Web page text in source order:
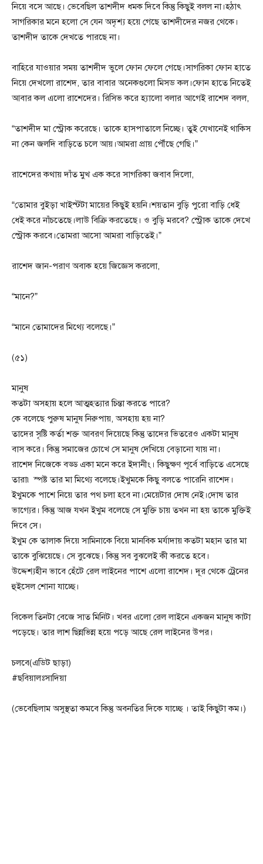
নিয়ে বসে আছে। ভেবেছিল তাশদীদ ধমক দিবে কিন্তু কিছুই বলল না।হঠাৎ
সাগরিকার মনে হলো সে যেন অদৃশ্য হয়ে গেছে তাশদীদের নজর থেকে।
তাশদীদ তাকে দেখতে পারছে না।
বাহিরে যাওয়ার সময় তাশদীদ ভুলে ফোন ফেলে গেছে।সাগরিকা ফোন হাতে
নিয়ে দেখলো রাশেদ, তার বাবার অনেকগুলো মিসড কল।ফোন হাতে নিতেই
আবার কল এলো রাশেদের। রিসিভ করে হ্যালো বলার আগেই রাশেদ বলল,
“তাশদীদ মা স্ট্রোক করেছে। তাকে হাসপাতালে নিচ্ছে। তুই যেখানেই থাকিস
না কেন জলদি বাড়িতে চলে আয়।আমরা প্রায় পৌঁছে গেছি।”
রাশেদের কথায় দাঁত মুখ এক করে সাগরিকা জবাব দিলো,
“তোমার বুইড়া খাইস্টটা মায়ের কিছুই হয়নি।শয়তান বুড়ি পুরো বাড়ি ধেই
ধেই করে নাঁচতেছে।লাউ বিক্রি করতেছে। ও বুড়ি মরবে? স্ট্রোক তাকে দেখে
স্ট্রোক করবে।তোমরা আসো আমরা বাড়িতেই।”
রাশেদ জান-পরাণ অবাক হয়ে জিজ্ঞেস করলো,
“মানে?”
“মানে তোমাদের মিথ্যে বলেছে।”
(৫১)
মানুষ
কতটা অসহায় হলে আত্মহত্যার চিন্তা করতে পারে?
কে বলেছে পুরুষ মানুষ নিরুপায়, অসহায় হয় না?
তাদের সৃষ্টি কর্তা শক্ত আবরণ দিয়েছে কিন্তু তাদের ভিতরেও একটা মানুষ
বাস করে। কিন্তু সমাজের চোখে সে মানুষ দেখিয়ে বেড়ানো যায় না।
রাশেদ নিজেকে বড্ড একা মনে করে ইদানীং। কিছুক্ষণ পূর্বে বাড়িতে এসেছে
তারা৷ স্পষ্ট তার মা মিথ্যে বলেছে।ইখুমকে কিছু বলতে পারেনি রাশেদ।
ইখুমকে পাশে নিয়ে তার পথ চলা হবে না।মেয়েটার দোষ নেই।দোষ তার
ভাগ্যের। কিন্তু আজ যখন ইখুম বলেছে সে মুক্তি চায় তখন না হয় তাকে মুক্তিই
দিবে সে।
ইখুম কে তালাক দিয়ে সামিনাকে বিয়ে মানবিক মর্যাদায় কতটা মহান তার মা
তাকে বুঝিয়েছে। সে বুঝেছে। কিন্তু সব বুঝলেই কী করতে হবে।
উদ্দেশ্যহীন ভাবে হেঁটে রেল লাইনের পাশে এলো রাশেদ। দূর থেকে ট্রেনের
হুইসেল শোনা যাচ্ছে।
বিকেল তিনটা বেজে সাত মিনিট। খবর এলো রেল লাইনে একজন মানুষ কাটা
পড়েছে। তার লাশ ছিন্নভিন্ন হয়ে পড়ে আছে রেল লাইনের উপর।
চলবে(এডিট ছাড়া)
#ছবিয়ালঃসাদিয়া
(ভেবেছিলাম অসুস্থতা কমবে কিন্তু অবনতির দিকে যাচ্ছে । তাই কিছুটা কম।)